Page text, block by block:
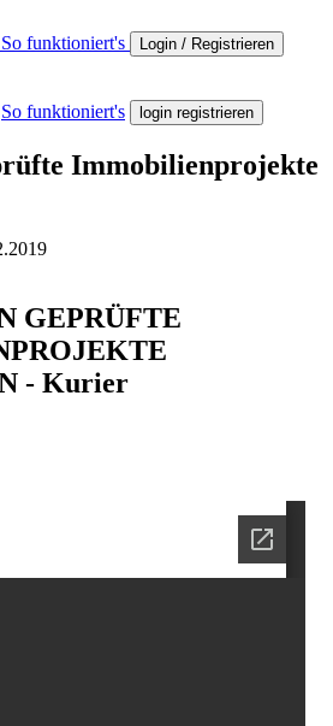
So funktioniert's Login / Registrieren
So funktioniert's login registrieren
Immobilienprojekte
GEPRÜFTE
- Kurier